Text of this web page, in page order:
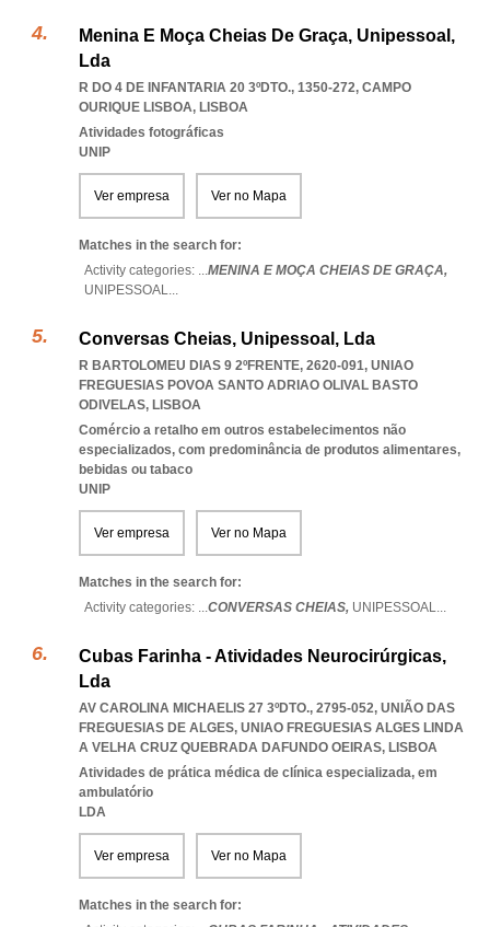
Menina E Moça Cheias De Graça, Unipessoal,
Lda
R DO 4 DE INFANTARIA 20 3ºDTO., 1350-272, CAMPO
OURIQUE LISBOA, LISBOA
Atividades fotográficas
UNIP
Ver empresa Ver no Mapa
Matches in the search for:
Activity categories: ...MENINA E MOÇA CHEIAS DE GRAÇA,
UNIPESSOAL...
Conversas Cheias, Unipessoal, Lda
R BARTOLOMEU DIAS 9 2ºFRENTE, 2620-091, UNIAO
FREGUESIAS POVOA SANTO ADRIAO OLIVAL BASTO
ODIVELAS, LISBOA
Comércio a retalho em outros estabelecimentos não
especializados, com predominância de produtos alimentares,
bebidas ou tabaco
UNIP
Ver empresa Ver no Mapa
Matches in the search for:
Activity categories: ...CONVERSAS CHEIAS, UNIPESSOAL...
Cubas Farinha - Atividades Neurocirúrgicas,
Lda
AV CAROLINA MICHAELIS 27 3ºDTO., 2795-052, UNIÃO DAS
FREGUESIAS DE ALGES, UNIAO FREGUESIAS ALGES LINDA
A VELHA CRUZ QUEBRADA DAFUNDO OEIRAS, LISBOA
Atividades de prática médica de clínica especializada, em
ambulatório
LDA
Ver empresa Ver no Mapa
Matches in the search for: